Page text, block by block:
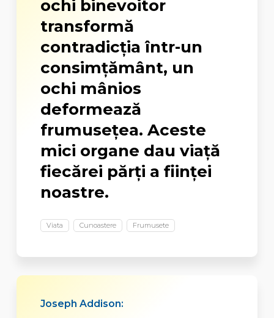
ochi binevoitor
transformă
contradicţia într-un
consimţământ, un
ochi mânios
deformează
frumuseţea. Aceste
mici organe dau viaţă
fiecărei părţi a fiinţei
noastre.
Viata Cunoastere Frumusete
Joseph Addison: